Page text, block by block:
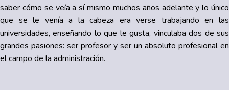
saber cómo se veía a sí mismo muchos años adelante y lo único
que se le venía a la cabeza era verse trabajando en las
universidades, enseñando lo que le gusta, vinculaba dos de sus
grandes pasiones: ser profesor y ser un absoluto profesional en
el campo de la administración.